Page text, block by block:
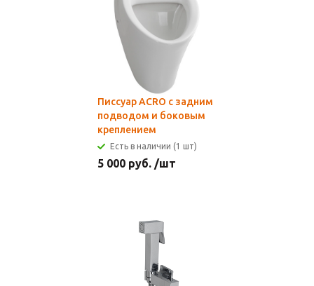
Писсуар ACRO с задним
подводом и боковым
креплением
Есть в наличии (1 шт)
5 000 руб. /шт